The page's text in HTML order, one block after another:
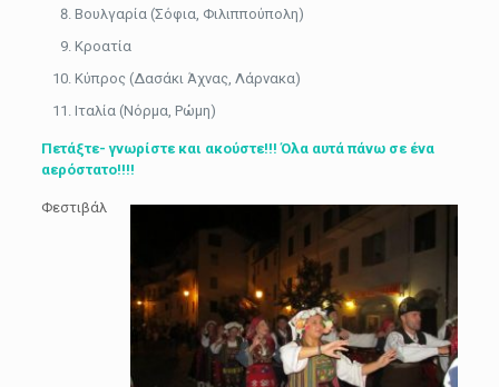
Βουλγαρία (Σόφια, Φιλιππούπολη)
Κροατία
Κύπρος (Δασάκι Άχνας, Λάρνακα)
Ιταλία (Νόρμα, Ρώμη)
Πετάξτε- γνωρίστε και ακούστε!!! Όλα αυτά πάνω σε ένα
αερόστατο!!!!
Φεστιβάλ